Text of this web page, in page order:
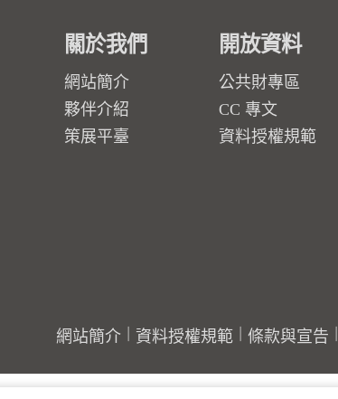
關於我們
網站簡介
夥伴介紹
策展平臺
開放資料
公共財專區
CC 專文
資料授權規範
網站簡介 資料授權規範 條款與宣告